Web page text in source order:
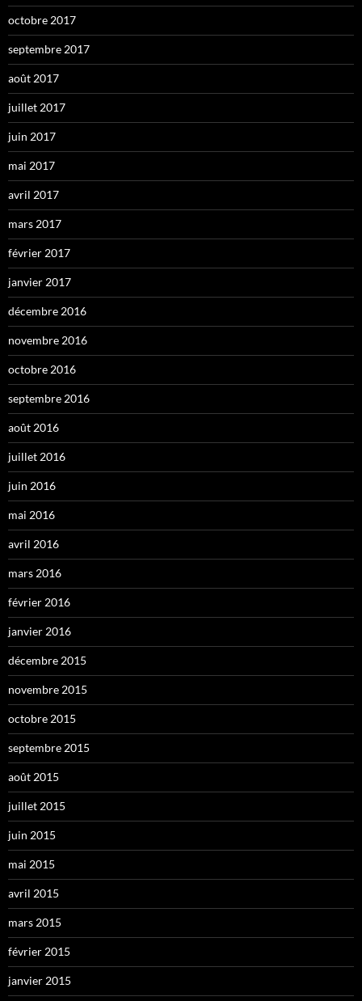
octobre 2017
septembre 2017
août 2017
juillet 2017
juin 2017
mai 2017
avril 2017
mars 2017
février 2017
janvier 2017
décembre 2016
novembre 2016
octobre 2016
septembre 2016
août 2016
juillet 2016
juin 2016
mai 2016
avril 2016
mars 2016
février 2016
janvier 2016
décembre 2015
novembre 2015
octobre 2015
septembre 2015
août 2015
juillet 2015
juin 2015
mai 2015
avril 2015
mars 2015
février 2015
janvier 2015